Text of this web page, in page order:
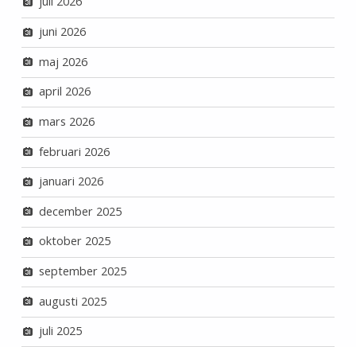
juni 2026
maj 2026
april 2026
mars 2026
februari 2026
januari 2026
december 2025
oktober 2025
september 2025
augusti 2025
juli 2025